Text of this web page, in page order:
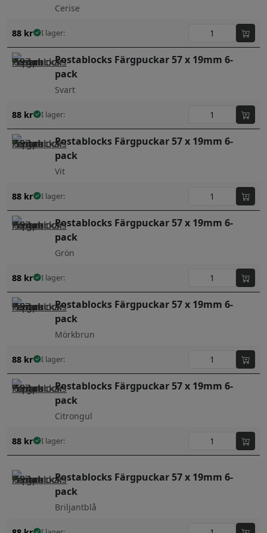
Cerise
88 kr I lager:
Postablocks Färgpuckar 57 x 19mm 6-
pack
Svart
88 kr I lager:
Postablocks Färgpuckar 57 x 19mm 6-
pack
Vit
88 kr I lager:
Postablocks Färgpuckar 57 x 19mm 6-
pack
Grön
88 kr I lager:
Postablocks Färgpuckar 57 x 19mm 6-
pack
Mörkbrun
88 kr I lager:
Postablocks Färgpuckar 57 x 19mm 6-
pack
Citrongul
88 kr I lager:
Postablocks Färgpuckar 57 x 19mm 6-
pack
Briljantblå